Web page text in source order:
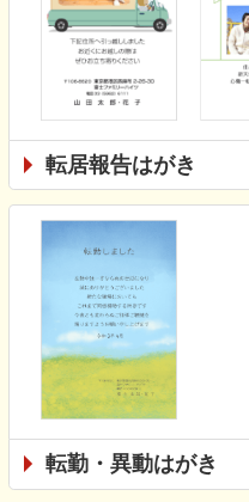
転居報告はがき
転勤・異動はがき